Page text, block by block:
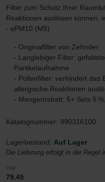
Filter zum Schutz Ihrer
Reaktionen auslösen können,
- ePM10 (M5)
- Originalfilter von Zehnder
- Langlebiger Filter:
Partikelaufnahme
- Pollenfilter: verhindert das
allergische Reaktionen
- Mengenrabatt: 5+ Sets 5
Katalognummer: 990316100
Lagerbestand: Auf Lager
Die Lieferung erfolgt in der Regel
CHF
79.45